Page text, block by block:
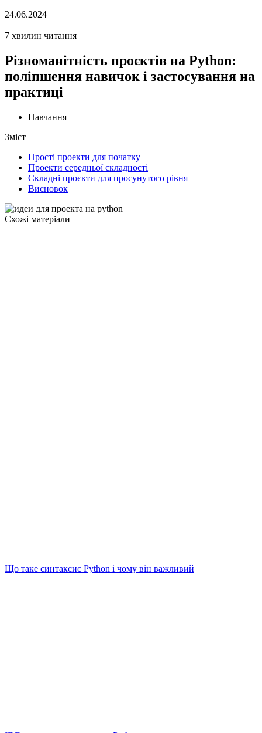
24.06.2024
7 хвилин читання
Різноманітність проєктів на Python:
поліпшення навичок і застосування на
практиці
Навчання
Зміст
Прості проекти для початку
Проекти середньої складності
Складні проєкти для просунутого рівня
Висновок
Схожі матеріали
Що таке синтаксис Python і чому він важливий